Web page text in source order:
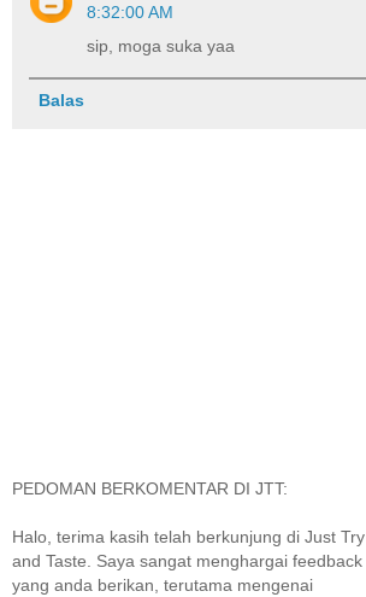
8:32:00 AM
sip, moga suka yaa
Balas
PEDOMAN BERKOMENTAR DI JTT:
Halo, terima kasih telah berkunjung di Just Try
and Taste. Saya sangat menghargai feedback
yang anda berikan, terutama mengenai